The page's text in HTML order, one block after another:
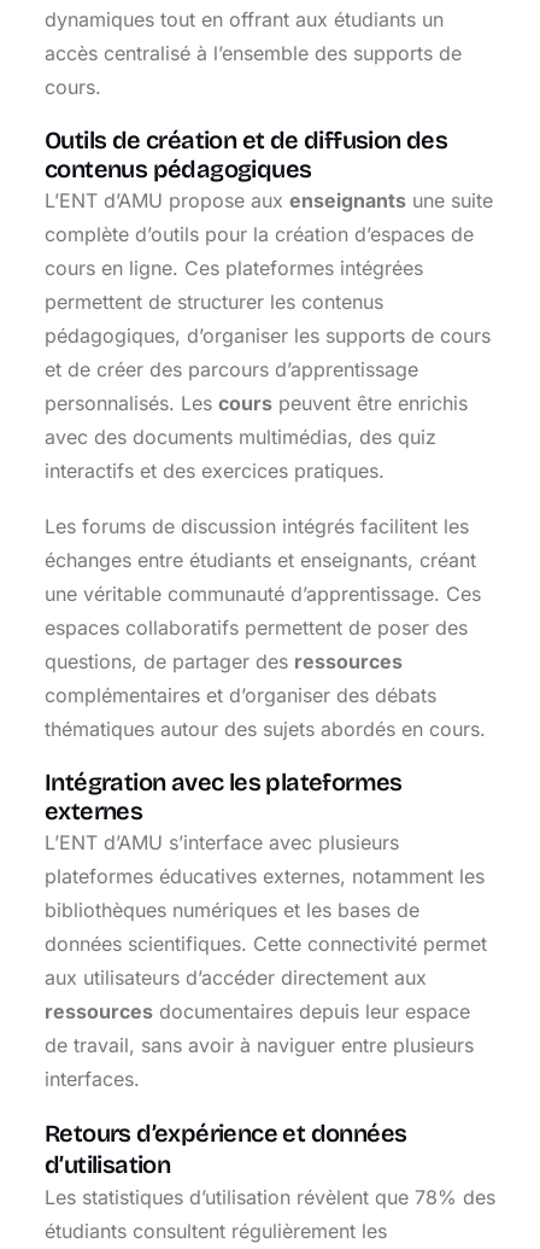
dynamiques tout en offrant aux étudiants un
accès centralisé à l’ensemble des supports de
cours.
Outils de création et de diffusion des
contenus pédagogiques
L’ENT d’AMU propose aux enseignants une suite
complète d’outils pour la création d’espaces de
cours en ligne. Ces plateformes intégrées
permettent de structurer les contenus
pédagogiques, d’organiser les supports de cours
et de créer des parcours d’apprentissage
personnalisés. Les cours peuvent être enrichis
avec des documents multimédias, des quiz
interactifs et des exercices pratiques.
Les forums de discussion intégrés facilitent les
échanges entre étudiants et enseignants, créant
une véritable communauté d’apprentissage. Ces
espaces collaboratifs permettent de poser des
questions, de partager des ressources
complémentaires et d’organiser des débats
thématiques autour des sujets abordés en cours.
Intégration avec les plateformes
externes
L’ENT d’AMU s’interface avec plusieurs
plateformes éducatives externes, notamment les
bibliothèques numériques et les bases de
données scientifiques. Cette connectivité permet
aux utilisateurs d’accéder directement aux
ressources documentaires depuis leur espace
de travail, sans avoir à naviguer entre plusieurs
interfaces.
Retours d’expérience et données
d’utilisation
Les statistiques d’utilisation révèlent que 78% des
étudiants consultent régulièrement les